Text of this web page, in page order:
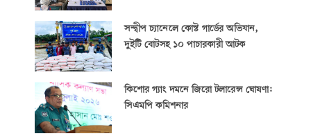
সন্দ্বীপ চ্যানেলে কোস্ট গার্ডের অভিযান,
দুইটি বোটসহ ১০ পাচারকারী আটক
কিশোর গ্যাং দমনে জিরো টলারেন্স ঘোষণা:
সিএমপি কমিশনার